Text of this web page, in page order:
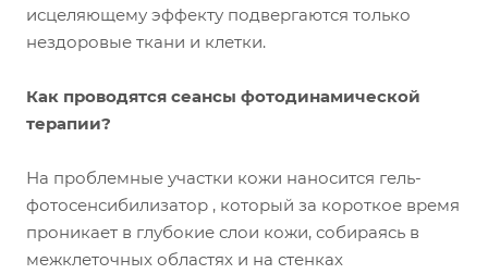
исцеляющему эффекту подвергаются только
нездоровые ткани и клетки.
Как проводятся сеансы фотодинамической
терапии?
На проблемные участки кожи наносится гель-
фотосенсибилизатор , который за короткое время
проникает в глубокие слои кожи, собираясь в
межклеточных областях и на стенках